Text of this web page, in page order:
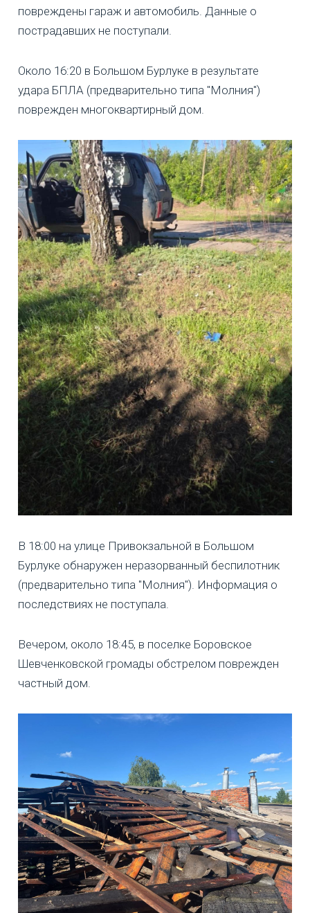
повреждены гараж и автомобиль. Данные о
пострадавших не поступали.
Около 16:20 в Большом Бурлуке в результате
удара БПЛА (предварительно типа "Молния")
поврежден многоквартирный дом.
В 18:00 на улице Привокзальной в Большом
Бурлуке обнаружен неразорванный беспилотник
(предварительно типа "Молния"). Информация о
последствиях не поступала.
Вечером, около 18:45, в поселке Боровское
Шевченковской громады обстрелом поврежден
частный дом.